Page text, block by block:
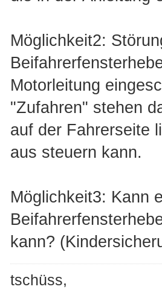
Möglichkeit2:
Motorleitung
"Zufahren" stehen
auf der Fahrerseite
aus steuern kann.
Möglichkeit3: Kann
kann?
tschüss,